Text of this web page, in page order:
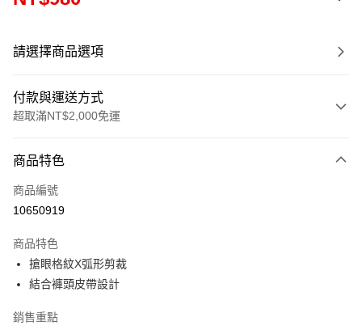
請選擇商品選項
付款與運送方式
超取滿NT$2,000免運
信用卡一次付款
超商取貨付款
Apple Pay
街口支付
悠遊付
商品特色
商品編號
10650919
商品特色
搶眼格紋X弧形剪裁
結合褲頭皮帶設計
銷售重點